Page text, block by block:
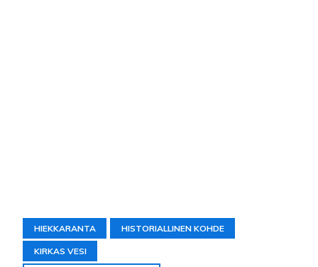
HIEKKARANTA HISTORIALLINEN KOHDE
KIRKAS VESI